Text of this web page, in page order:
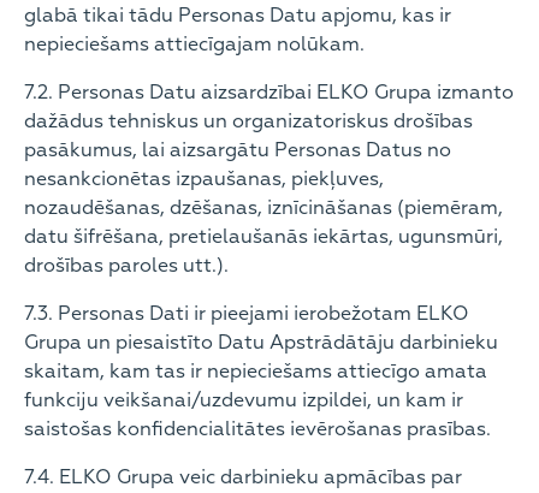
glabā tikai tādu Personas Datu apjomu, kas ir
nepieciešams attiecīgajam nolūkam.
7.2. Personas Datu aizsardzībai ELKO Grupa izmanto
dažādus tehniskus un organizatoriskus drošības
pasākumus, lai aizsargātu Personas Datus no
nesankcionētas izpaušanas, piekļuves,
nozaudēšanas, dzēšanas, iznīcināšanas (piemēram,
datu šifrēšana, pretielaušanās iekārtas, ugunsmūri,
drošības paroles utt.).
7.3. Personas Dati ir pieejami ierobežotam ELKO
Grupa un piesaistīto Datu Apstrādātāju darbinieku
skaitam, kam tas ir nepieciešams attiecīgo amata
funkciju veikšanai/uzdevumu izpildei, un kam ir
saistošas konfidencialitātes ievērošanas prasības.
7.4. ELKO Grupa veic darbinieku apmācības par